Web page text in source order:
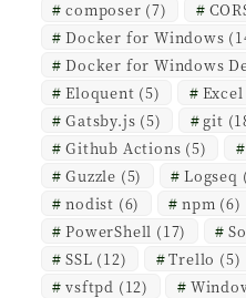
composer (7)
Docker for Windows
Docker for Windows
Eloquent (5) Excel
Gatsby.js (5) git
Github Actions (5)
Guzzle (5) Logseq
nodist (6) npm (6)
PowerShell (17)
SSL (12) Trello (5)
vsftpd (12)